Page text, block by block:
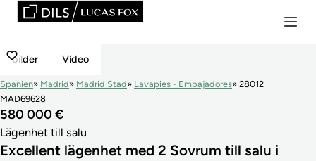
bilder Vídeo
Spanien Madrid Madrid Stad Lavapies - Embajadores
28012
MAD69628
580 000 €
Lägenhet till salu
Excellent lägenhet med 2 Sovrum till salu i